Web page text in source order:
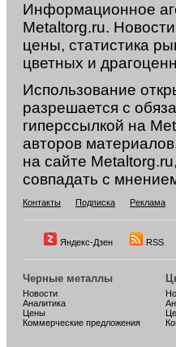
Информационное
Metaltorg.ru.
цены, статистика
цветных и
Использование
разрешается с
гиперссылкой на
авторов
на сайте
совпадать с
Контакты Подписка Реклама
Яндекс-Дзен RSS
Черные металлы
Новости
Аналитика
Цены
Коммерческие предложения